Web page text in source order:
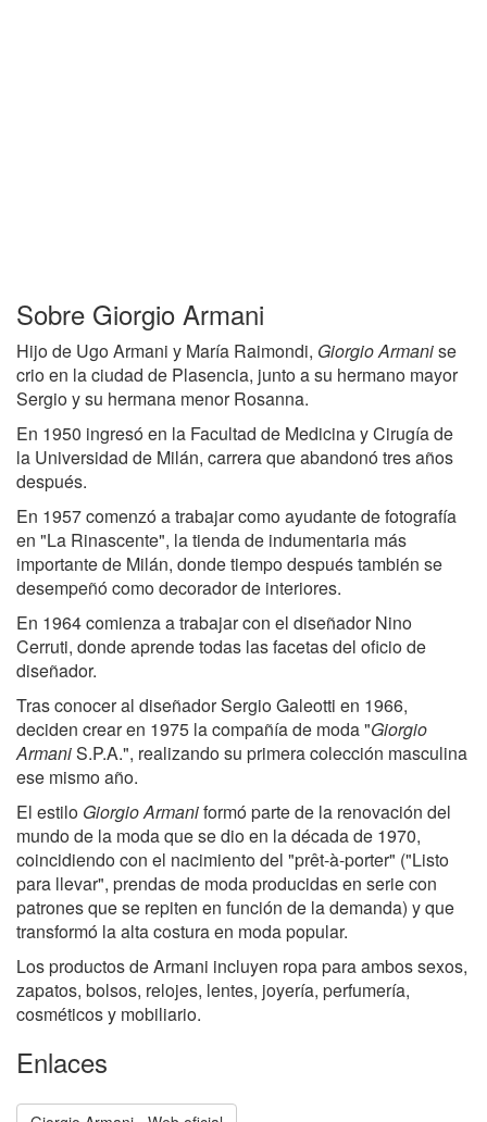
Sobre Giorgio Armani
Hijo de Ugo Armani y María Raimondi, Giorgio Armanise
crio en la ciudad de Plasencia, junto a su hermano mayor
Sergio y su hermana menor Rosanna.
En 1950 ingresó en la Facultad de Medicina y Cirugía de
la Universidad de Milán, carrera que abandonó tres años
después.
En 1957 comenzó a trabajar como ayudante de fotografía
en "La Rinascente", la tienda de indumentaria más
importante de Milán, donde tiempo después también se
desempeñó como decorador de interiores.
En 1964 comienza a trabajar con el diseñador Nino
Cerruti, donde aprende todas las facetas del oficio de
diseñador.
Tras conocer al diseñador Sergio Galeotti en 1966,
deciden crear en 1975 la compañía de moda "Giorgio
ArmaniS.P.A.", realizando su primera colección masculina
ese mismo año.
El estilo Giorgio Armaniformó parte de la renovación del
mundo de la moda que se dio en la década de 1970,
coincidiendo con el nacimiento del "prêt-à-porter" ("Listo
para llevar", prendas de moda producidas en serie con
patrones que se repiten en función de la demanda) y que
transformó la alta costura en moda popular.
Los productos de Armani incluyen ropa para ambos sexos,
zapatos, bolsos, relojes, lentes, joyería, perfumería,
cosméticos y mobiliario.
Enlaces